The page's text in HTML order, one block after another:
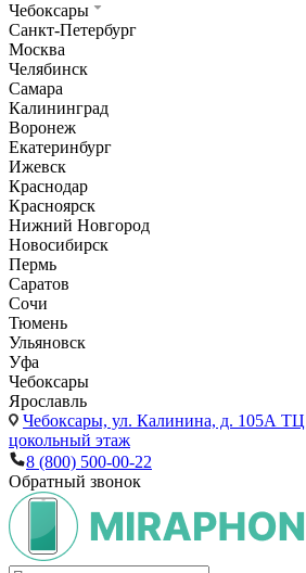
Чебоксары
Санкт-Петербург
Москва
Челябинск
Самара
Калининград
Воронеж
Екатеринбург
Ижевск
Краснодар
Красноярск
Нижний Новгород
Новосибирск
Пермь
Саратов
Сочи
Тюмень
Ульяновск
Уфа
Чебоксары
Ярославль
Чебоксары, ул. Калинина, д. 105А
цокольный этаж
8 (800) 500-00-22
Обратный звонок